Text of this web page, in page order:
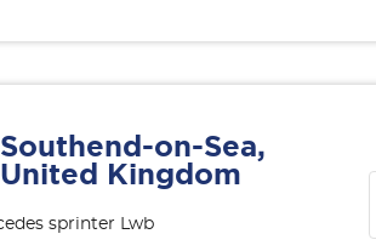
Southend-on-Sea,
United Kingdom
sprinter Lwb